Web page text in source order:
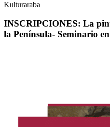
Kulturaraba
INSCRIPCIONES: La
la Península- Seminario